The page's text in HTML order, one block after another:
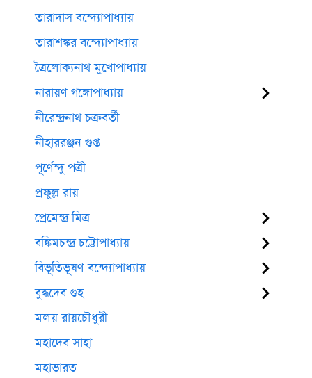
তারাদাস বন্দ্যোপাধ্যায়
তারাশঙ্কর বন্দ্যোপাধ্যায়
ত্রৈলোক্যনাথ মুখোপাধ্যায়
নারায়ণ গঙ্গোপাধ্যায়
নীরেন্দ্রনাথ চক্রবর্তী
নীহাররঞ্জন গুপ্ত
পূর্ণেন্দু পত্রী
প্রফুল্ল রায়
প্রেমেন্দ্র মিত্র
বঙ্কিমচন্দ্র চট্টোপাধ্যায়
বিভূতিভূষণ বন্দ্যোপাধ্যায়
বুদ্ধদেব গুহ
মলয় রায়চৌধুরী
মহাদেব সাহা
মহাভারত